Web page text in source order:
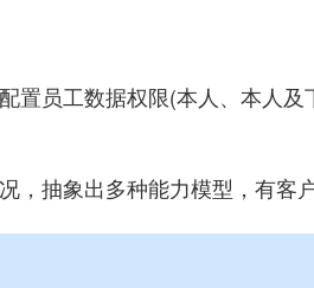
置员工数据权限(本人、本人
，抽象出多种能力模型，有